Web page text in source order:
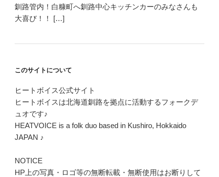
釧路管内！白糠町へ釧路中心キッチンカーのみなさんも
大喜び！！ […]
このサイトについて
ヒートボイス公式サイト
ヒートボイスは北海道釧路を拠点に活動するフォークデ
ュオです♪
HEATVOICE is a folk duo based in Kushiro, Hokkaido
JAPAN ♪
NOTICE
HP上の写真・ロゴ等の無断転載・無断使用はお断りして